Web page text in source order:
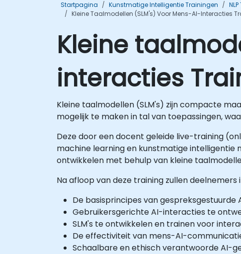
Startpagina Kunstmatige Intelligentie Trainingen
Kleine Taalmodellen (SLM's) Voor Mens-AI-Interacties
Kleine
interacties
Kleine taalmodellen (SLM's) zijn compacte
mogelijk te maken in tal van toepassingen,
Deze door een docent geleide live-training
machine learning en kunstmatige
ontwikkelen met behulp van kleine
Na afloop van deze training zullen deelnemers
De basisprincipes van gespreksgestuurde
Gebruikersgerichte AI-interacties te
SLM's te ontwikkelen en trainen voor
De effectiviteit van mens-AI-
Schaalbare en ethisch verantwoorde AI-